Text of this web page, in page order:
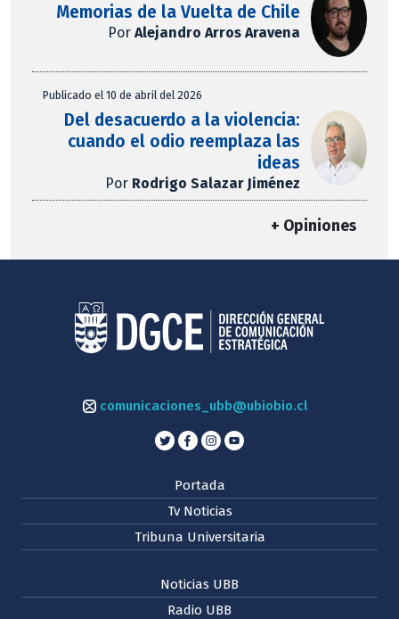
Memorias de la Vuelta de Chile
PorAlejandro Arros Aravena
Publicado el 10 de abril del 2026
Del desacuerdo a la violencia:
cuando el odio reemplaza las
ideas
Por Rodrigo Salazar Jiménez
+ Opiniones
comunicaciones_ubb@ubiobio.cl
Portada
Tv Noticias
Tribuna Universitaria
Noticias UBB
Radio UBB